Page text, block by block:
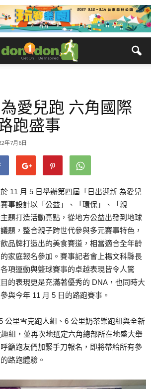
愛兒跑 六角國際
跑盛事
年7月6日
11 月 5 日舉辦第四屆「日出迎新 為愛兒
事設計以「公益」、「環保」、「親
題打造活動亮點，從地方公益出發到地球
題，整合親子跨世代參與多元賽事特色，
品牌打造出的美食賽道，相當適合全年齡
家庭報名參加。賽事記者會上楊文科縣長
項運動與籃球賽事的卓越表現皆令人驚
的表現更是充滿著優秀的 DNA，也同時大
與今年 11 月 5 日的路跑賽事。
公里雪克跑人組、6 公里奶茶樂跑組與全新
組，並再次地選定六角總部所在地盛大舉
籲跑友們加緊手刀報名，即將帶給所有參
路跑體驗。